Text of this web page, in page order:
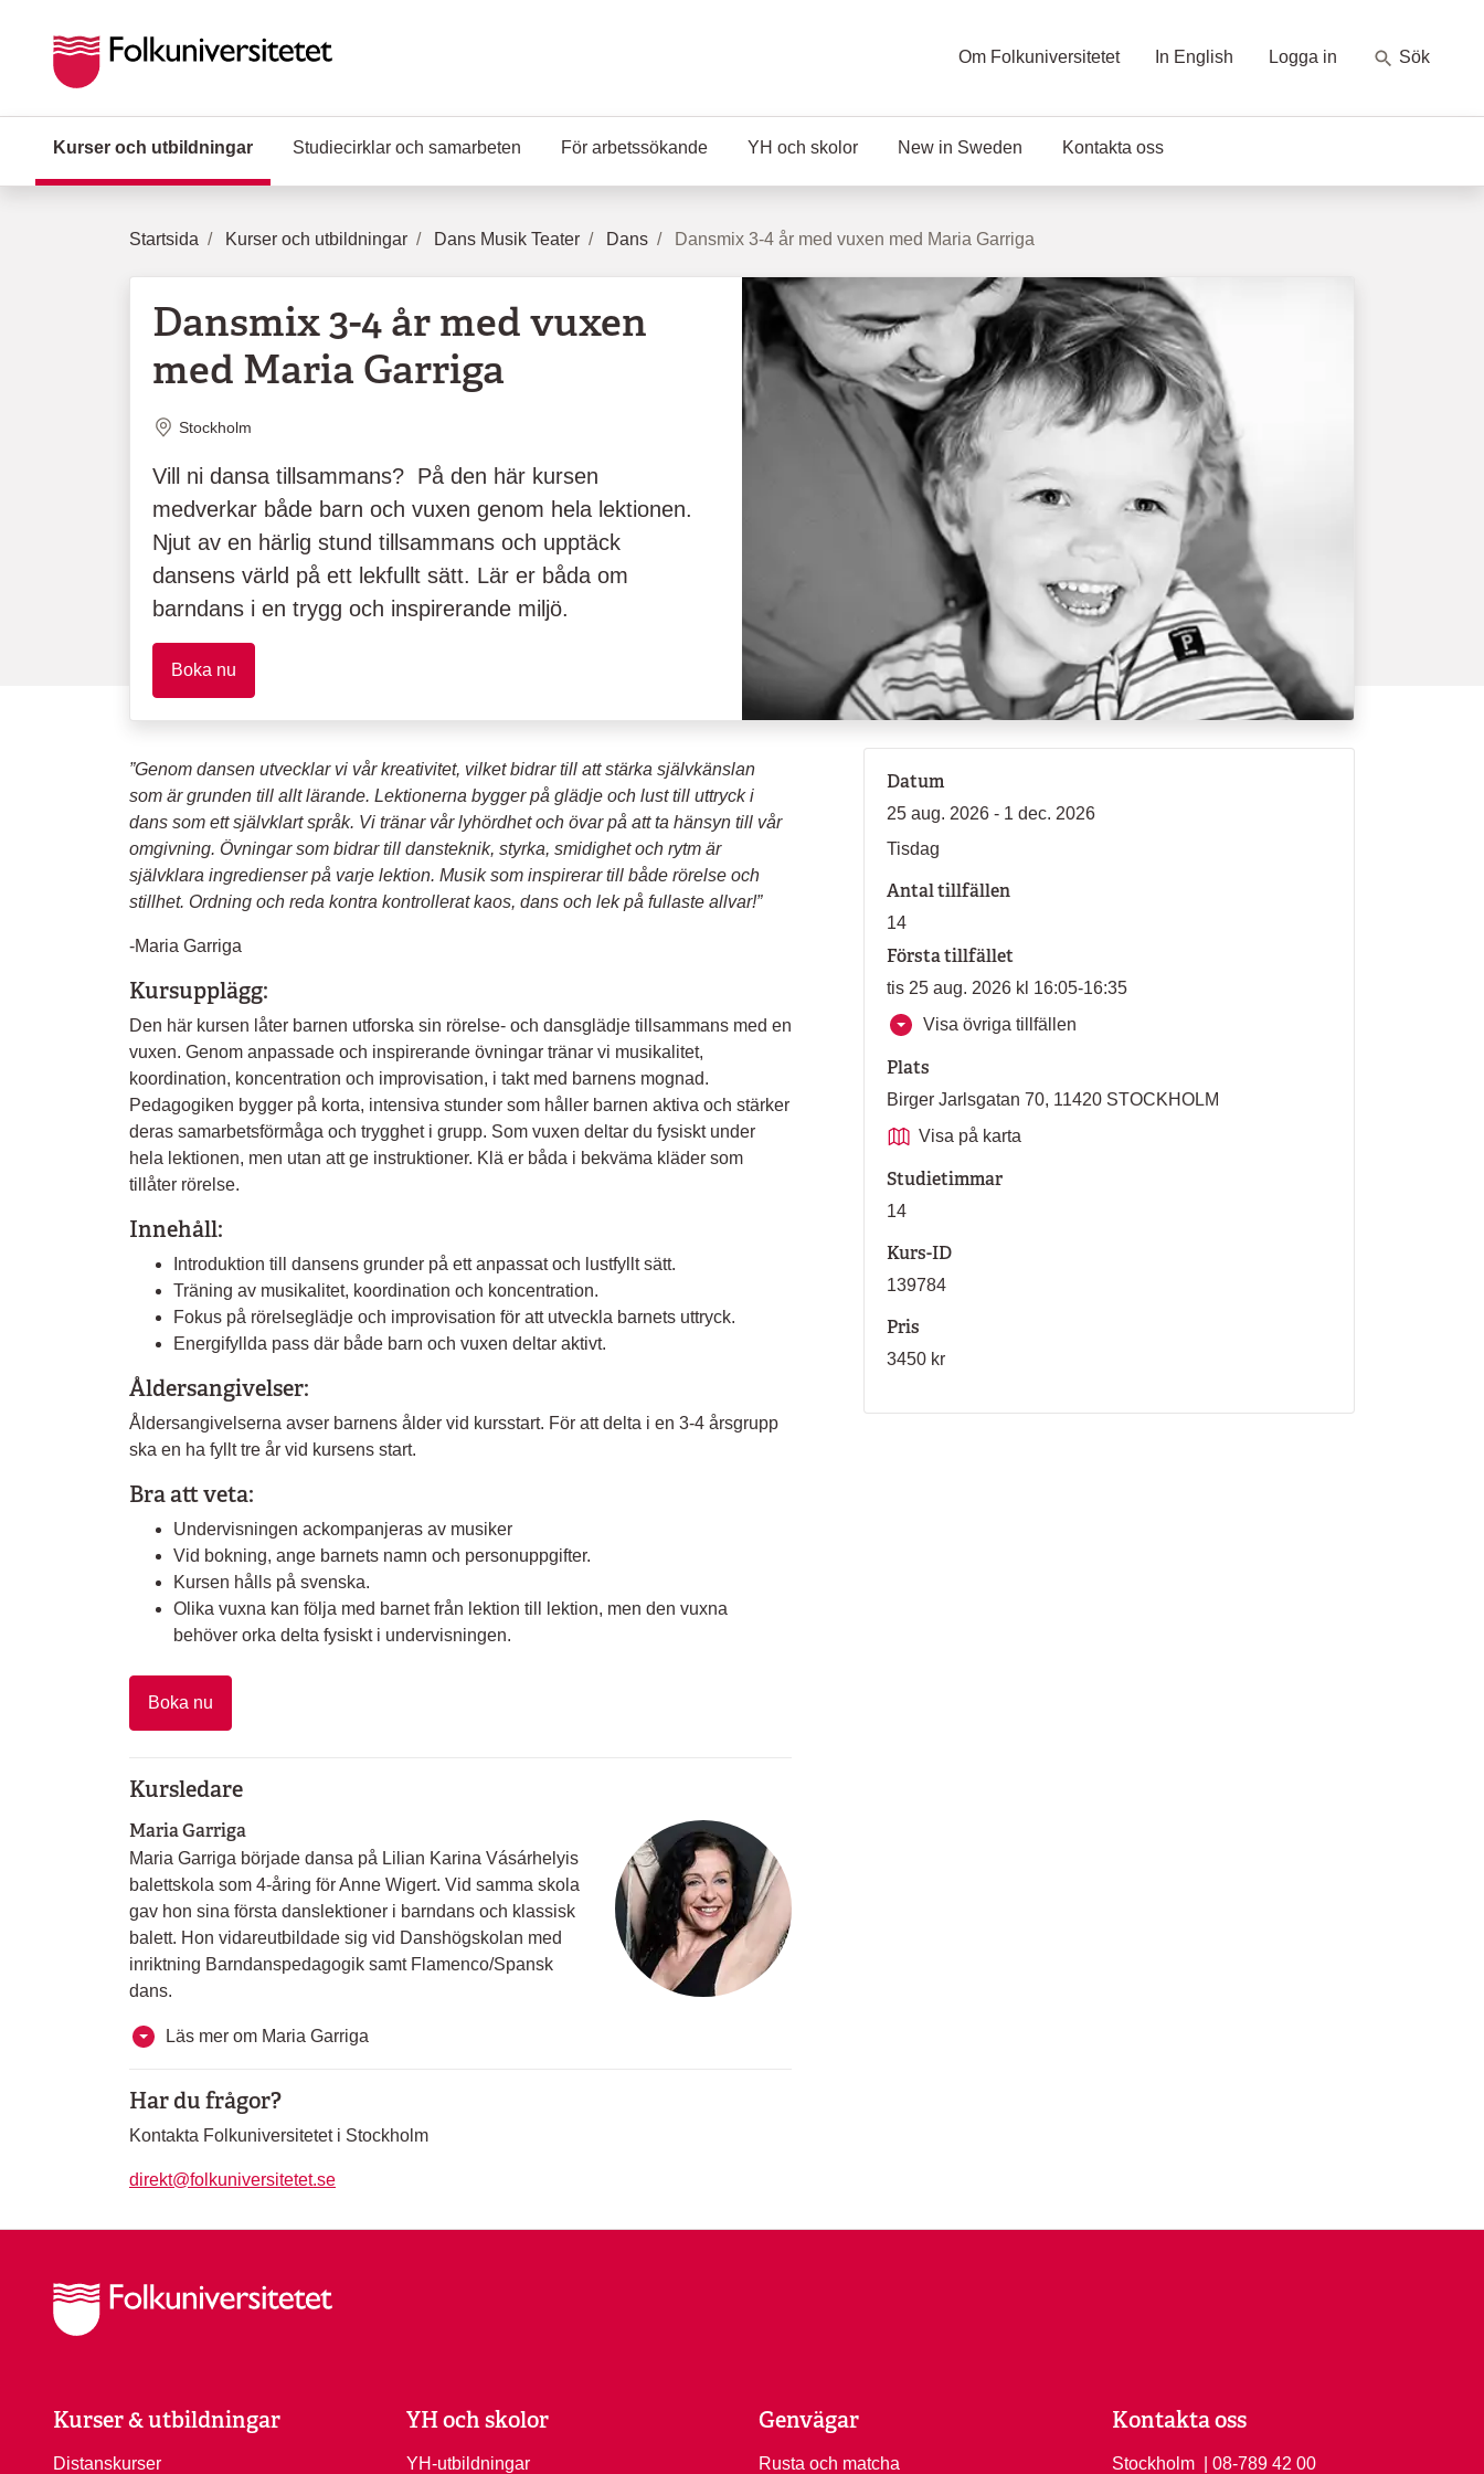
Om Folkuniversitetet In English Logga in Sök
Kurser och utbildningar (Aktuell sida)
Studiecirklar och samarbeten För arbetssökande YH och skolor New in Sweden Kontakta oss
Startsida Kurser och utbildningar Dans Musik Teater Dans Dansmix 3-4 år med vuxen med Maria Garriga
Dansmix 3-4 år med vuxen
med Maria Garriga
Plats
Stockholm
Vill ni dansa tillsammans? På den här kursen
medverkar både barn och vuxen genom hela lektionen.
Njut av en härlig stund tillsammans och upptäck
dansens värld på ett lekfullt sätt. Lär er båda om
barndans i en trygg och inspirerande miljö.
Boka nu
”Genom dansen utvecklar vi vår kreativitet, vilket bidrar till att stärka självkänslan
som är grunden till allt lärande. Lektionerna bygger på glädje och lust till uttryck i
dans som ett självklart språk. Vi tränar vår lyhördhet och övar på att ta hänsyn till vår
omgivning. Övningar som bidrar till dansteknik, styrka, smidighet och rytm är
självklara ingredienser på varje lektion. Musik som inspirerar till både rörelse och
stillhet. Ordning och reda kontra kontrollerat kaos, dans och lek på fullaste allvar!”
-Maria Garriga
Kursupplägg:
Den här kursen låter barnen utforska sin rörelse- och dansglädje tillsammans med en
vuxen. Genom anpassade och inspirerande övningar tränar vi musikalitet,
koordination, koncentration och improvisation, i takt med barnens mognad.
Pedagogiken bygger på korta, intensiva stunder som håller barnen aktiva och stärker
deras samarbetsförmåga och trygghet i grupp. Som vuxen deltar du fysiskt under
hela lektionen, men utan att ge instruktioner. Klä er båda i bekväma kläder som
tillåter rörelse.
Innehåll:
Introduktion till dansens grunder på ett anpassat och lustfyllt sätt.
Träning av musikalitet, koordination och koncentration.
Fokus på rörelseglädje och improvisation för att utveckla barnets uttryck.
Energifyllda pass där både barn och vuxen deltar aktivt.
Åldersangivelser:
Åldersangivelserna avser barnens ålder vid kursstart. För att delta i en 3-4 årsgrupp
ska en ha fyllt tre år vid kursens start.
Bra att veta:
Undervisningen ackompanjeras av musiker
Vid bokning, ange barnets namn och personuppgifter.
Kursen hålls på svenska.
Olika vuxna kan följa med barnet från lektion till lektion, men den vuxna
behöver orka delta fysiskt i undervisningen.
Boka nu
Kursledare
Maria Garriga
Maria Garriga började dansa på Lilian Karina Vásárhelyis
balettskola som 4-åring för Anne Wigert. Vid samma skola
gav hon sina första danslektioner i barndans och klassisk
balett. Hon vidareutbildade sig vid Danshögskolan med
inriktning Barndanspedagogik samt Flamenco/Spansk
dans.
Läs mer om Maria Garriga
Har du frågor?
Kontakta Folkuniversitetet i Stockholm
direkt@folkuniversitetet.se
Datum
25 aug. 2026 - 1 dec. 2026
Tisdag
Antal tillfällen
14
Första tillfället
tis 25 aug. 2026 kl 16:05-16:35
Visa övriga tillfällen
Plats
Birger Jarlsgatan 70, 11420 STOCKHOLM
Visa på karta
Studietimmar
14
Kurs-ID
139784
Pris
3450 kr
Kurser & utbildningar
Distanskurser
YH och skolor
YH-utbildningar
Genvägar
Rusta och matcha
Kontakta oss
Stockholm Ring Stockholm på
| 08-789 42 00